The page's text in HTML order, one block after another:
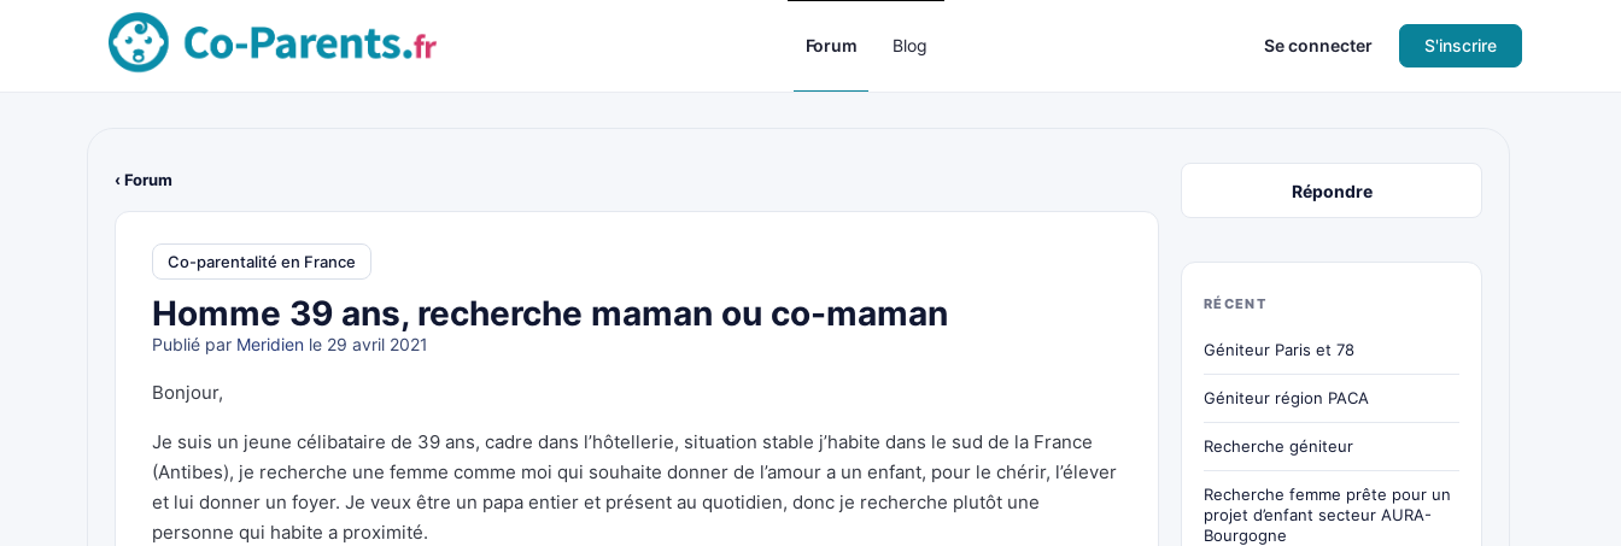
Forum Blog Se connecter S'inscrire
‹ Forum
Co-parentalité en France
Homme 39 ans, recherche maman ou co-maman
Publié par Meridien le 29 avril 2021
Bonjour,
Je suis un jeune célibataire de 39 ans, cadre dans l’hôtellerie, situation stable j’habite dans le sud de la France
(Antibes), je recherche une femme comme moi qui souhaite donner de l’amour a un enfant, pour le chérir, l’élever
et lui donner un foyer. Je veux être un papa entier et présent au quotidien, donc je recherche plutôt une
personne qui habite a proximité.
Répondre
RÉCENT
Géniteur Paris et 78
Géniteur région PACA
Recherche géniteur
Recherche femme prête pour un
projet d’enfant secteur AURA-
Bourgogne